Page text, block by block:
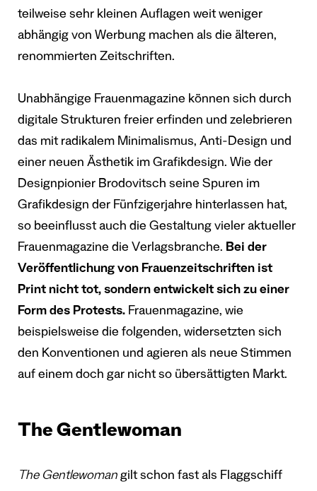
teilweise sehr kleinen Auflagen weit weniger
abhängig von Werbung machen als die älteren,
renommierten Zeitschriften.
Unabhängige Frauenmagazine können sich durch
digitale Strukturen freier erfinden und zelebrieren
das mit radikalem Minimalismus, Anti-Design und
einer neuen Ästhetik im Grafikdesign. Wie der
Designpionier Brodovitsch seine Spuren im
Grafikdesign der Fünfzigerjahre hinterlassen hat,
so beeinflusst auch die Gestaltung vieler aktueller
Frauenmagazine die Verlagsbranche. Bei der
Veröffentlichung von Frauenzeitschriften ist
Print nicht tot, sondern entwickelt sich zu einer
Form des Protests. Frauenmagazine, wie
beispielsweise die folgenden, widersetzten sich
den Konventionen und agieren als neue Stimmen
auf einem doch gar nicht so übersättigten Markt.
The Gentlewoman
The Gentlewoman gilt schon fast als Flaggschiff